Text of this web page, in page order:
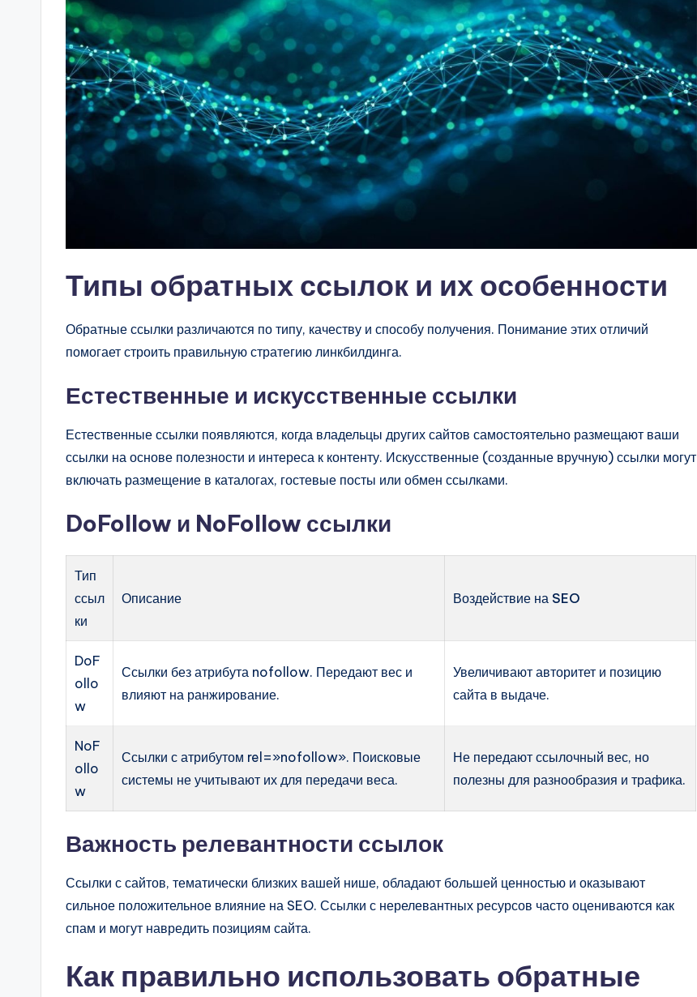
Типы обратных ссылок и их особенности
Обратные ссылки различаются по типу, качеству и способу получения. Понимание этих отличий
помогает строить правильную стратегию линкбилдинга.
Естественные и искусственные ссылки
Естественные ссылки появляются, когда владельцы других сайтов самостоятельно размещают ваши
ссылки на основе полезности и интереса к контенту. Искусственные (созданные вручную) ссылки могут
включать размещение в каталогах, гостевые посты или обмен ссылками.
DoFollow и NoFollow ссылки
Тип
ссыл
ки
Описание Воздействие на SEO
DoF
ollo
w
Ссылки без атрибута nofollow. Передают вес и
влияют на ранжирование.
Увеличивают авторитет и позицию
сайта в выдаче.
NoF
ollo
w
Ссылки с атрибутом rel=»nofollow». Поисковые
системы не учитывают их для передачи веса.
Не передают ссылочный вес, но
полезны для разнообразия и трафика.
Важность релевантности ссылок
Ссылки с сайтов, тематически близких вашей нише, обладают большей ценностью и оказывают
сильное положительное влияние на SEO. Ссылки с нерелевантных ресурсов часто оцениваются как
спам и могут навредить позициям сайта.
Как правильно использовать обратные